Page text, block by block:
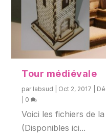
Tour médiévale
par labsud Oct 2, 2017
0
Voici les fichiers de
(Disponibles ici...